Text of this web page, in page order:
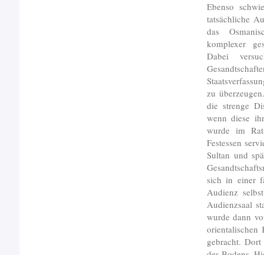
Ebenso
tatsächliche
das
komplexer
Dabei
zu
die strenge
wenn diese
wurde im
Festessen
Sultan und
sich in einer
Audienz
Audienzsaal
wurde dann
orientalischen
gebracht.